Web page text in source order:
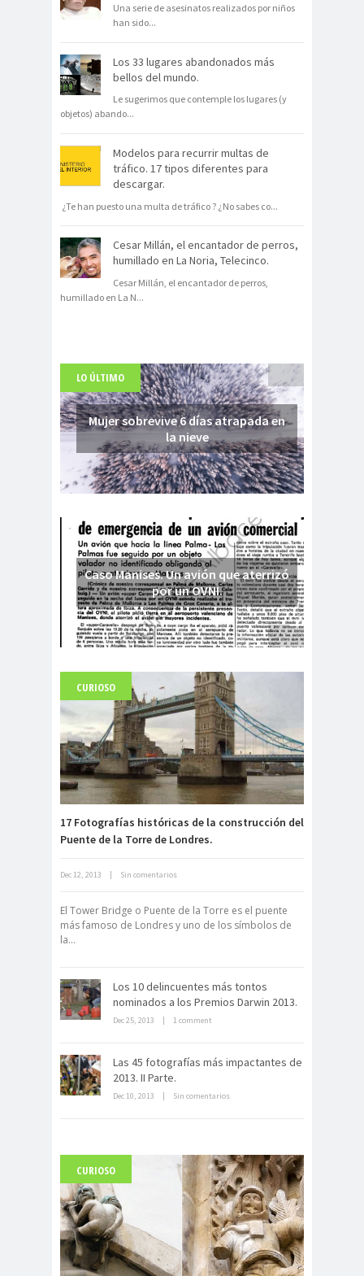
Una serie de asesinatos realizados por niños
han sido...
Los 33 lugares abandonados más
bellos del mundo.
Le sugerimos que contemple los lugares (y
objetos) abando...
Modelos para recurrir multas de
tráfico. 17 tipos diferentes para
descargar.
¿Te han puesto una multa de tráfico ? ¿No sabes co...
Cesar Millán, el encantador de perros,
humillado en La Noria, Telecinco.
Cesar Millán, el encantador de perros,
humillado en La N...
LO ÚLTIMO
Mujer sobrevive 6 días atrapada en
la nieve
Caso Manises. Un avión que aterrizó
por un OVNI.
Fuerte abandonado del siglo XIX
Neuromarketing: el uso de la
electrónico
Carlo Acutis, el beato incorrupto de
15 años
CURIOSO
17 Fotografías históricas de la construcción del
Puente de la Torre de Londres.
Dec 12, 2013 Sin comentarios
El Tower Bridge o Puente de la Torre es el puente
más famoso de Londres y uno de los símbolos de
la...
Los 10 delincuentes más tontos
nominados a los Premios Darwin 2013.
Dec 25, 2013 1 comment
Las 45 fotografías más impactantes de
2013. II Parte.
Dec 10, 2013 Sin comentarios
CURIOSO